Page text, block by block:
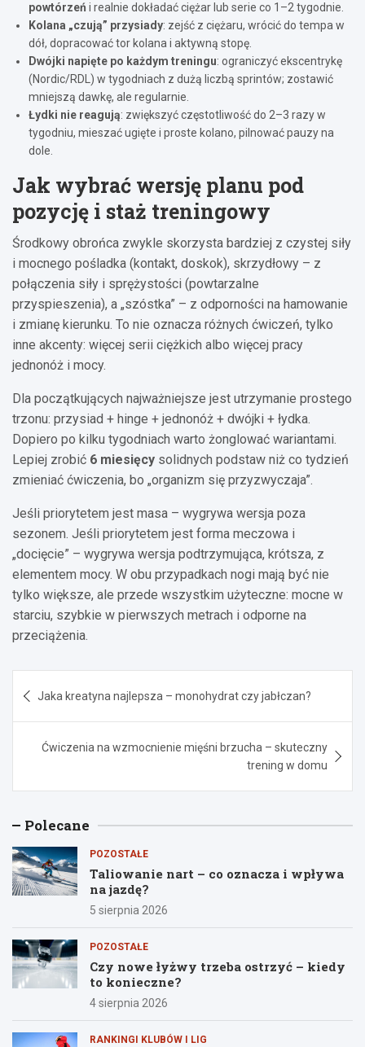
powtórzeń i realnie dokładać ciężar lub serie co 1–2 tygodnie.
Kolana „czują” przysiady: zejść z ciężaru, wrócić do tempa w
dół, dopracować tor kolana i aktywną stopę.
Dwójki napięte po każdym treningu: ograniczyć ekscentrykę
(Nordic/RDL) w tygodniach z dużą liczbą sprintów; zostawić
mniejszą dawkę, ale regularnie.
Łydki nie reagują: zwiększyć częstotliwość do 2–3 razy w
tygodniu, mieszać ugięte i proste kolano, pilnować pauzy na
dole.
Jak wybrać wersję planu pod
pozycję i staż treningowy
Środkowy obrońca zwykle skorzysta bardziej z czystej siły
i mocnego pośladka (kontakt, doskok), skrzydłowy – z
połączenia siły i sprężystości (powtarzalne
przyspieszenia), a „szóstka” – z odporności na hamowanie
i zmianę kierunku. To nie oznacza różnych ćwiczeń, tylko
inne akcenty: więcej serii ciężkich albo więcej pracy
jednonóż i mocy.
Dla początkujących najważniejsze jest utrzymanie prostego
trzonu: przysiad + hinge + jednonóż + dwójki + łydka.
Dopiero po kilku tygodniach warto żonglować wariantami.
Lepiej zrobić 6 miesięcy solidnych podstaw niż co tydzień
zmieniać ćwiczenia, bo „organizm się przyzwyczaja”.
Jeśli priorytetem jest masa – wygrywa wersja poza
sezonem. Jeśli priorytetem jest forma meczowa i
„docięcie” – wygrywa wersja podtrzymująca, krótsza, z
elementem mocy. W obu przypadkach nogi mają być nie
tylko większe, ale przede wszystkim użyteczne: mocne w
starciu, szybkie w pierwszych metrach i odporne na
przeciążenia.
wpisu
Jaka kreatyna najlepsza – monohydrat czy jabłczan?
Ćwiczenia na wzmocnienie mięśni brzucha – skuteczny
trening w domu
Polecane
POZOSTAŁE
Taliowanie nart – co oznacza i wpływa
na jazdę?
5 sierpnia 2026
POZOSTAŁE
Czy nowe łyżwy trzeba ostrzyć – kiedy
to konieczne?
4 sierpnia 2026
RANKINGI KLUBÓW I LIG